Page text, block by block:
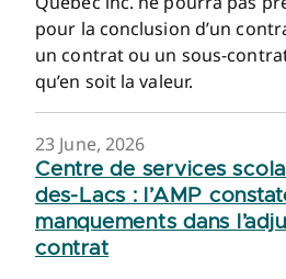
pour la conclusion d’un
un contrat ou un sous-
qu’en soit la valeur.
23 June, 2026
Centre de services
des-Lacs : l’AMP
manquements dans
contrat